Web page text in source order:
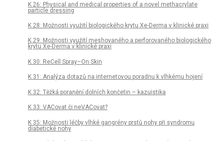
K 26: Physical and medical properties of a novel methacrylate
particle dressing
K 28: Možnosti využití biologického krytu Xe-Derma v klinické praxi
K 29: Možnosti využití meshovaného a perforovaného biologického
krytu Xe-Derma v klinické praxi
K 30: ReCell Spray–On Skin
K 31: Analýza dotazů na internetovou poradnu k vlhkému hojení
K 32: Těžká poranění dolních končetin – kazuistika
K 33: VACovat či neVACovat?
K 35: Možnosti léčby vlhké gangrény prstů nohy při syndromu
diabetické nohy